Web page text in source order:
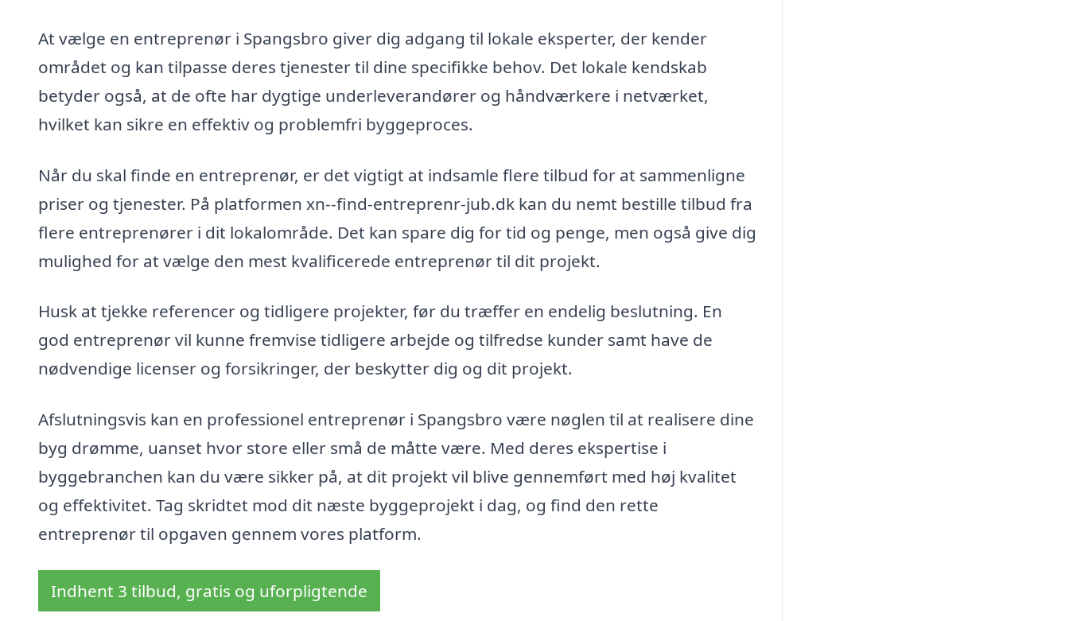
At vælge en entreprenør i Spangsbro giver dig adgang til lokale eksperter, der kender
området og kan tilpasse deres tjenester til dine specifikke behov. Det lokale kendskab
betyder også, at de ofte har dygtige underleverandører og håndværkere i netværket,
hvilket kan sikre en effektiv og problemfri byggeproces.
Når du skal finde en entreprenør, er det vigtigt at indsamle flere tilbud for at sammenligne
priser og tjenester. På platformen xn--find-entreprenr-jub.dk kan du nemt bestille tilbud fra
flere entreprenører i dit lokalområde. Det kan spare dig for tid og penge, men også give dig
mulighed for at vælge den mest kvalificerede entreprenør til dit projekt.
Husk at tjekke referencer og tidligere projekter, før du træffer en endelig beslutning. En
god entreprenør vil kunne fremvise tidligere arbejde og tilfredse kunder samt have de
nødvendige licenser og forsikringer, der beskytter dig og dit projekt.
Afslutningsvis kan en professionel entreprenør i Spangsbro være nøglen til at realisere dine
byg drømme, uanset hvor store eller små de måtte være. Med deres ekspertise i
byggebranchen kan du være sikker på, at dit projekt vil blive gennemført med høj kvalitet
og effektivitet. Tag skridtet mod dit næste byggeprojekt i dag, og find den rette
entreprenør til opgaven gennem vores platform.
Indhent 3 tilbud, gratis og uforpligtende